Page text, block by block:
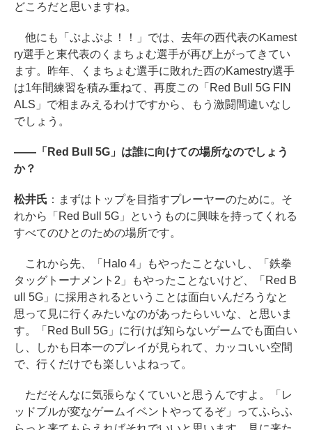
どころだと思いますね。
他にも「ぷよぷよ！！」では、去年の西代表のKamest
ry選手と東代表のくまちょむ選手が再び上がってきてい
ます。昨年、くまちょむ選手に敗れた西のKamestry選手
は1年間練習を積み重ねて、再度この「Red Bull 5G FIN
ALS」で相まみえるわけですから、もう激闘間違いなし
でしょう。
――「Red Bull 5G」は誰に向けての場所なのでしょう
か？
松井氏 ：まずはトップを目指すプレーヤーのために。そ
れから「Red Bull 5G」というものに興味を持ってくれる
すべてのひとのための場所です。
これから先、「Halo 4」もやったことないし、「鉄拳
タッグトーナメント2」もやったことないけど、「Red B
ull 5G」に採用されるということは面白いんだろうなと
思って見に行くみたいなのがあったらいいな、と思いま
す。「Red Bull 5G」に行けば知らないゲームでも面白い
し、しかも日本一のプレイが見られて、カッコいい空間
で、行くだけでも楽しいよねって。
ただそんなに気張らなくていいと思うんですよ。「レ
ッドブルが変なゲームイベントやってるぞ」ってふらふ